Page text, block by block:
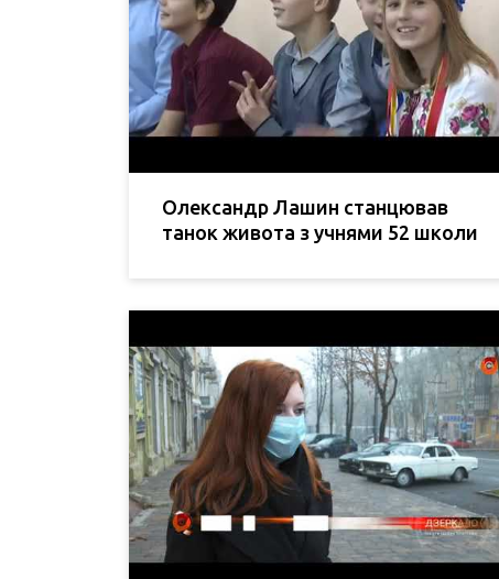
Олександр Лашин станцював
танок живота з учнями 52 школи